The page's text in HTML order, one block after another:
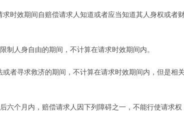
时效期间自赔偿请求人知道或者应当知道其人身权或者
人身自由的期间，不计算在请求时效期间内。
寻求救济的期间，不计算在请求时效期间内，但是相关
个月内，赔偿请求人因下列障碍之一，不能行使请求权